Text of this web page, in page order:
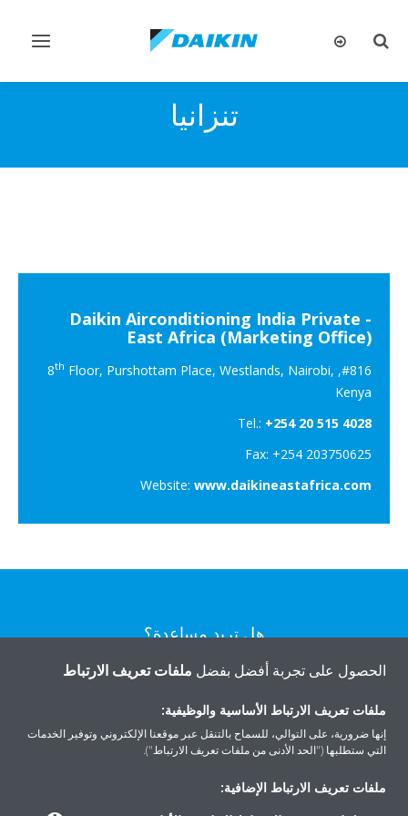
تبديل
تبديل
تنزانيا
Daikin Airconditioning India Private -
East Africa (Marketing Office)
#816, 8
th Floor, Purshottam Place, Westlands, Nairobi,
Kenya
Tel.: +254 20 515 4028
Fax: +254 203750625
Website: www.daikineastafrica.com
هل تريد مساعدة؟
المنتجات
الحصول على تجربة أفضل بفضل ملفات تعريف الارتباط
ملفات تعريف الارتباط الأساسية والوظيفية:
إنها ضرورية، على التوالي، للسماح بالتنقل عبر موقعنا الإلكتروني وتوفير الخدمات
التي ستطلبها ("الحد الأدنى من ملفات تعريف الارتباط").
ملفات تعريف الارتباط الإضافية: